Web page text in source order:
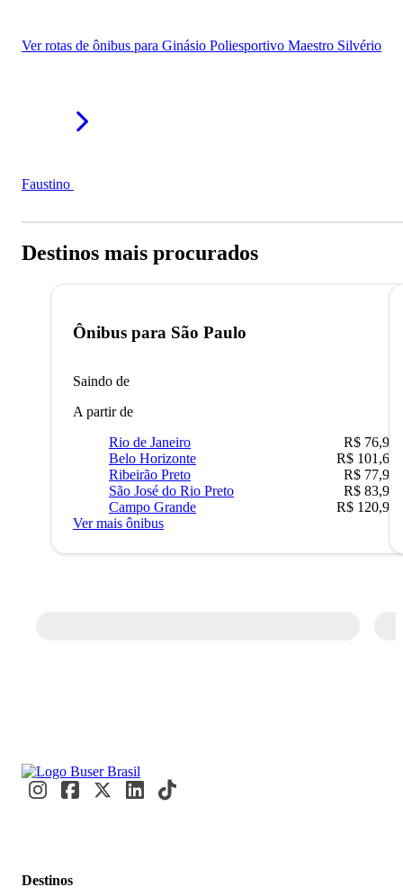
Ver rotas de ônibus para Ginásio Poliesportivo Maestro Silvério
Faustino
Destinos mais procurados
Ônibus para São Paulo
Saindo de
A partir de
Rio de Janeiro
R$ 76,90
Belo Horizonte
R$ 101,67
Ribeirão Preto
R$ 77,90
São José do Rio Preto
R$ 83,90
Campo Grande
R$ 120,90
Ver mais ônibus
Destinos